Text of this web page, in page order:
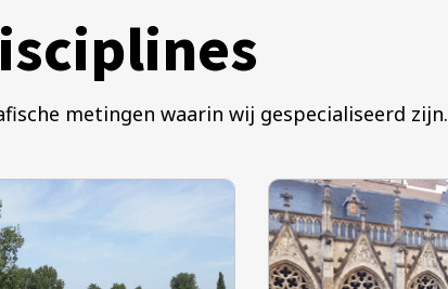
waarin wij gespecialiseerd zijn.